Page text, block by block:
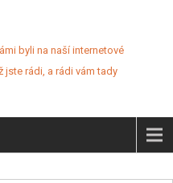
byli na naší internetové
jste rádi, a rádi vám tady